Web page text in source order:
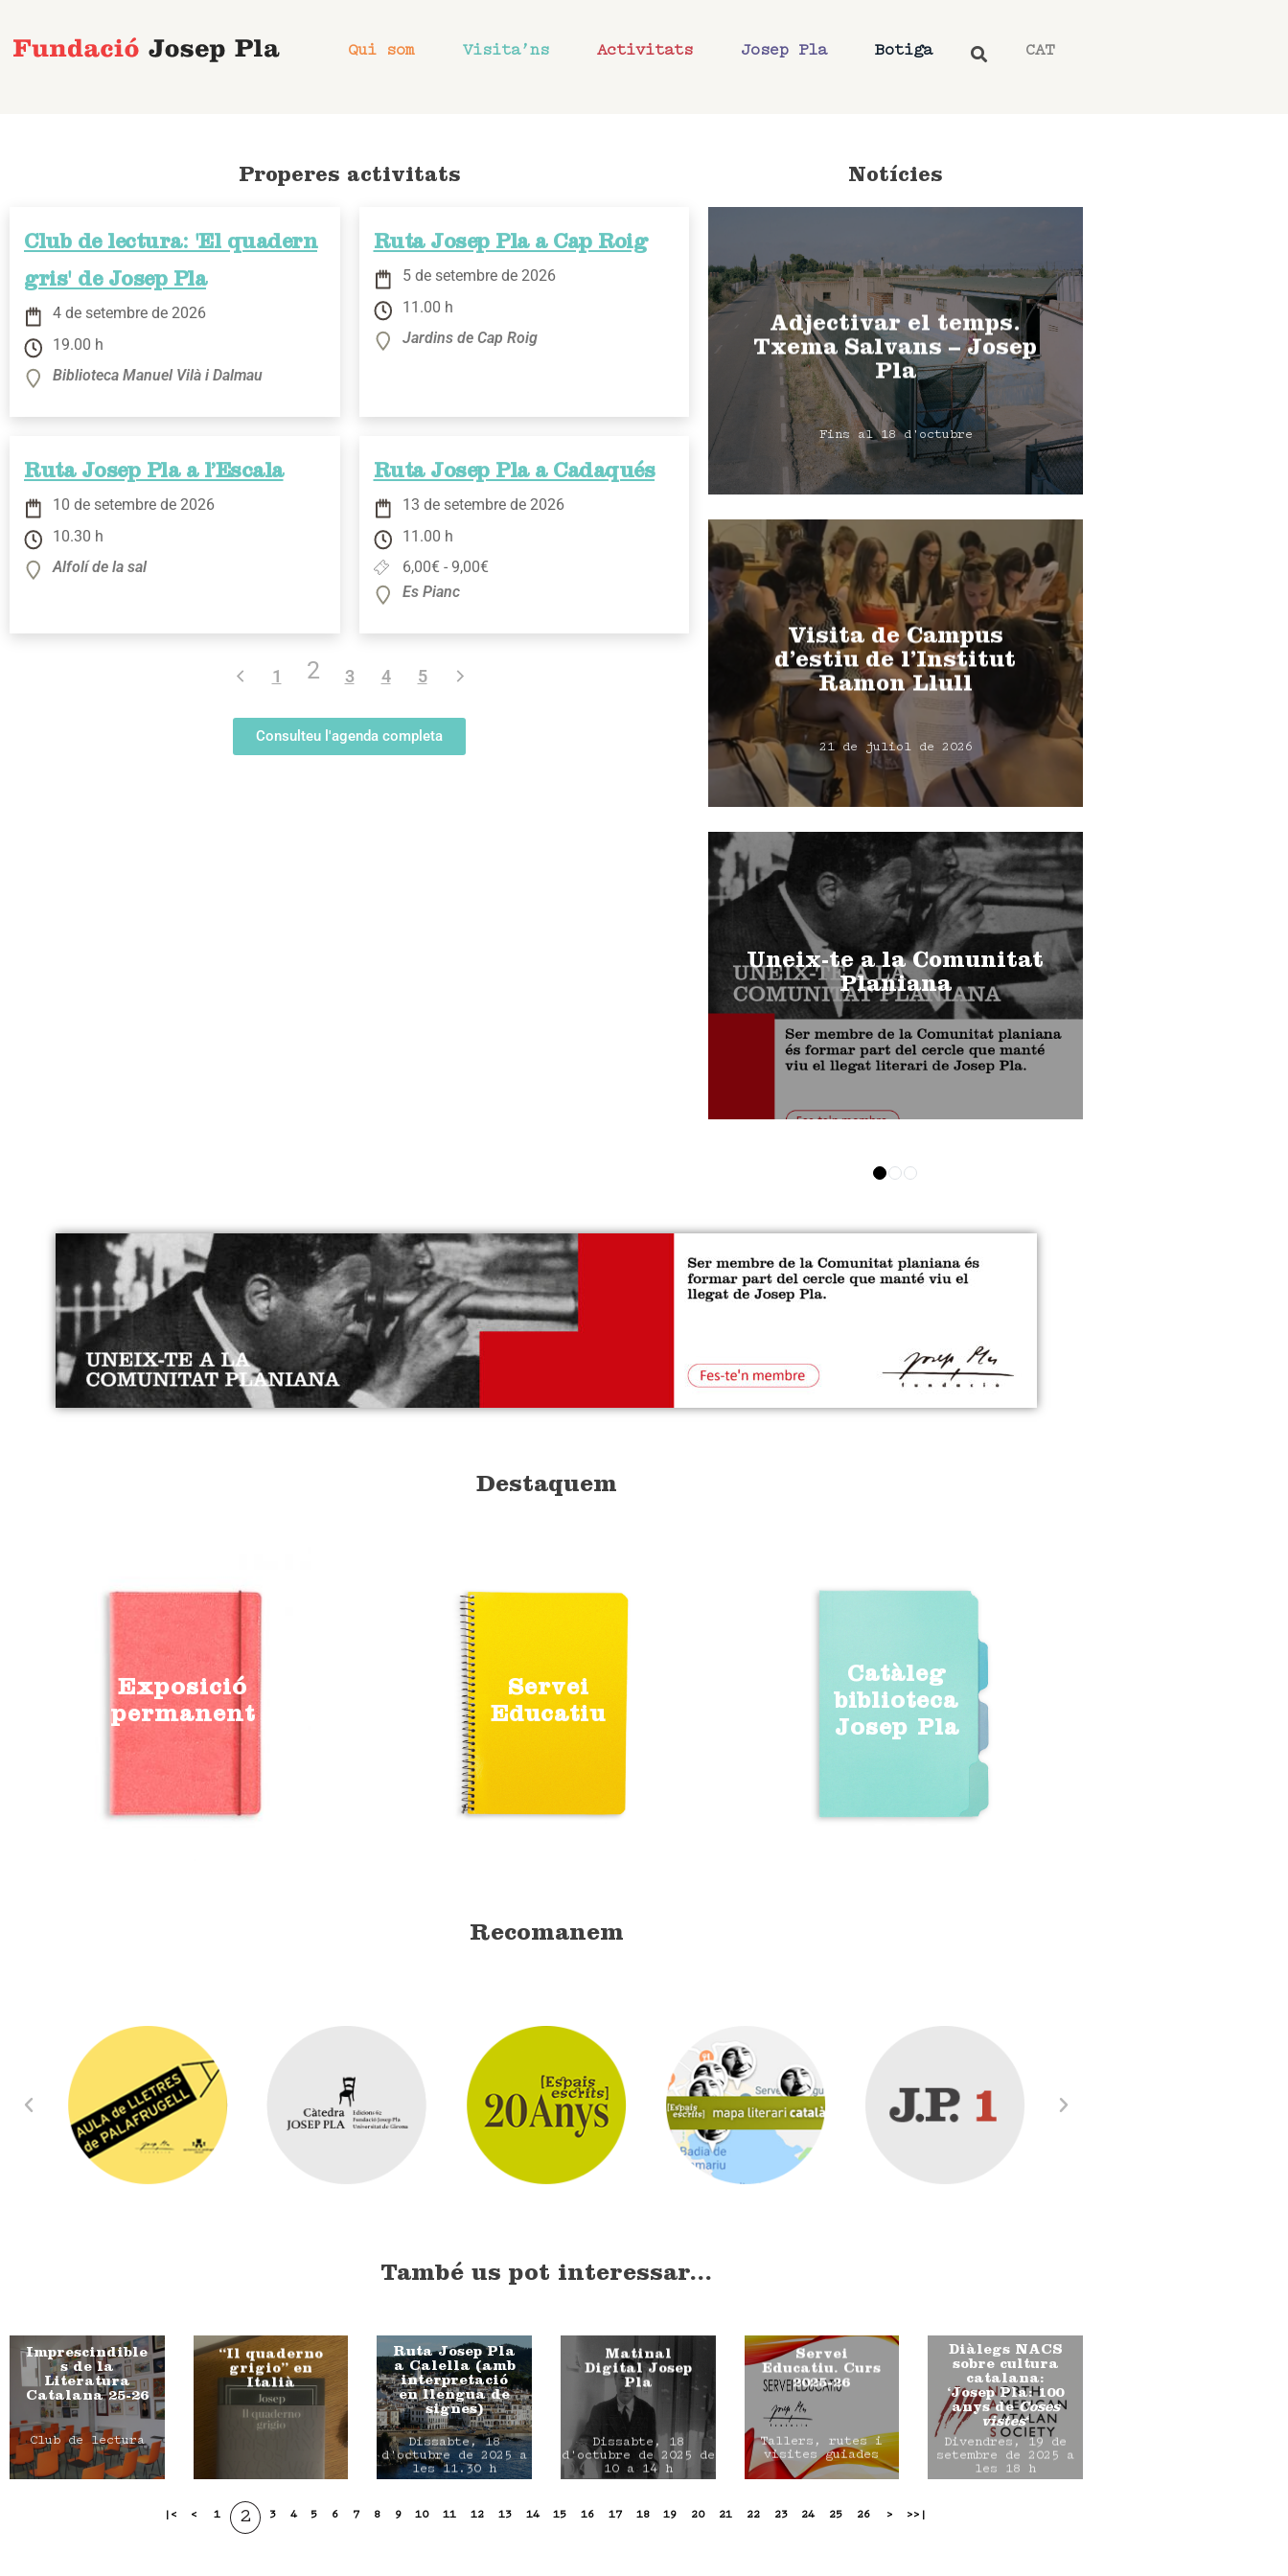
Qui som Visita’ns Activitats Josep Pla Botiga CAT
Properes activitats
Club de lectura: 'El quadern
gris' de Josep Pla
4 de setembre de 2026
19.00 h
Biblioteca Manuel Vilà i Dalmau
Ruta Josep Pla a Cap Roig
5 de setembre de 2026
11.00 h
Jardins de Cap Roig
Ruta Josep Pla a l’Escala
10 de setembre de 2026
10.30 h
Alfolí de la sal
Ruta Josep Pla a Cadaqués
13 de setembre de 2026
11.00 h
6,00€ - 9,00€
Es Pianc
1 2 3 4 5
Consulteu l'agenda completa
Notícies
Adjectivar el temps.
Txema Salvans – Josep
Pla
Fins al 18 d'octubre
Visita de Campus
d’estiu de l’Institut
Ramon Llull
21 de juliol de 2026
Uneix-te a la Comunitat
Planiana
Destaquem
Exposició
permanent
Servei
Educatiu
Catàleg
biblioteca
Josep Pla
Recomanem
També us pot interessar...
Imprescindible
s de la
Literatura
Catalana 25-26
Club de lectura
“Il quaderno
grigio” en
Italià
Ruta Josep Pla
a Calella (amb
interpretació
en llengua de
signes)
Dissabte, 18
d'octubre de 2025 a
les 11.30 h
Matinal
Digital Josep
Pla
Dissabte, 18
d'octubre de 2025 de
10 a 14 h
Servei
Educatiu. Curs
2025-26
Tallers, rutes i
visites guiades
Diàlegs NACS
sobre cultura
catalana:
‘Josep Pla: 100
anys deCoses
vistes‘
Divendres, 19 de
setembre de 2025 a
les 18 h
|< < 1 2 3 4 5 6 7 8 9 10 11 12 13 14 15 16 17 18 19 20 21 22 23 24 25 26 > >>|